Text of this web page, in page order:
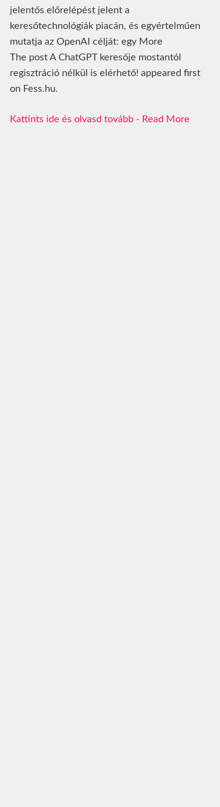
jelentős előrelépést jelent a
keresőtechnológiák piacán, és egyértelműen
mutatja az OpenAI célját: egy More
The post A ChatGPT keresője mostantól
regisztráció nélkül is elérhető! appeared first
on Fess.hu.
Read More